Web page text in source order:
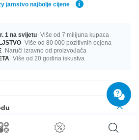
jamstvo najbolje cijene
1 na svijetu Više od 7 milijuna kupaca
Više od 80 000 pozitivnih ocjena
Naruči izravno od proizvođača
Više od 20 godina iskustva
u dužini od 16 mm. Dostupan je velik
Ima ih za svačiji ukus! Naruči odmah, nemoj